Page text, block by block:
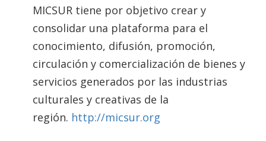
MICSUR tiene por objetivo crear y
consolidar una plataforma para el
conocimiento, difusión, promoción,
circulación y comercialización de bienes y
servicios generados por las industrias
culturales y creativas de la
región. http://micsur.org